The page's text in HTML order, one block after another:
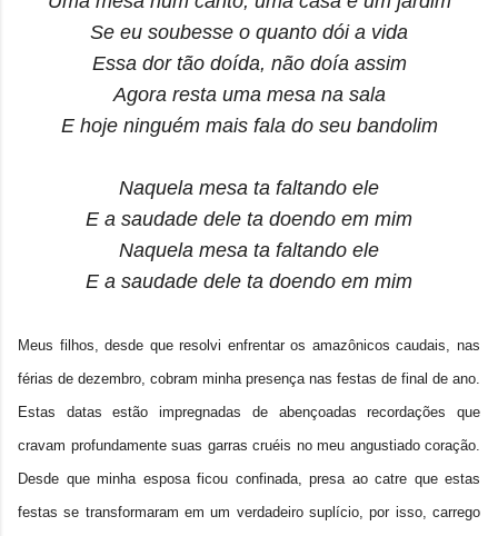
Se eu soubesse o quanto dói a vida
Essa dor tão doída, não doía assim
Agora resta uma mesa na sala
E hoje ninguém mais fala do seu bandolim
Naquela mesa ta faltando ele
E a saudade dele ta doendo em mim
Naquela mesa ta faltando ele
E a saudade dele ta doendo em mim
Meus filhos, desde que resolvi enfrentar os amazônicos caudais, nas
férias de dezembro, cobram minha presença nas festas de final de ano.
Estas datas estão impregnadas de abençoadas recordações que
cravam profundamente suas garras cruéis no meu angustiado coração.
Desde que minha esposa ficou confinada, presa ao catre que estas
festas se transformaram em um verdadeiro suplício, por isso, carrego